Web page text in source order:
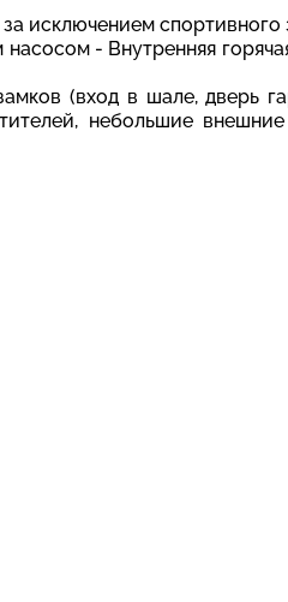
исключением спортивного
- Внутренняя
(вход в шале, дверь
небольшие